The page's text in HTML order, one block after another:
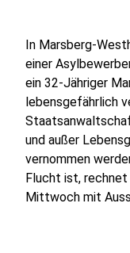
In Marsberg-
einer
ein 32-Jähriger
lebensgefährlich
und außer
vernommen
Flucht ist,
Mittwoch mit